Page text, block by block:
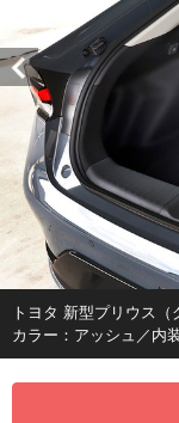
トヨタ 新型プリウス
カラー：アッシュ／内